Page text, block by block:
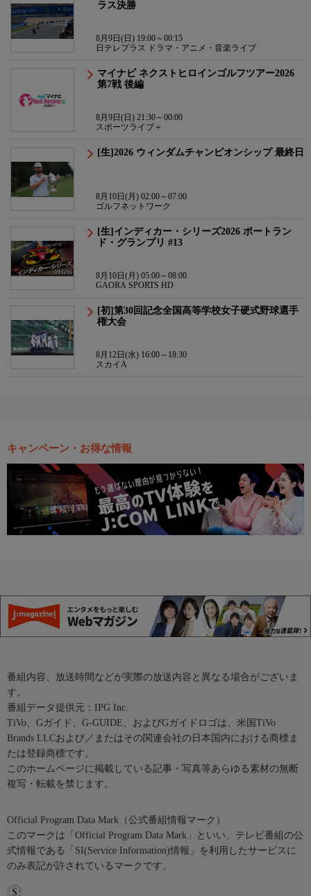
ラス決勝
8月9日(日) 19:00～00:15
日テレプラス ドラマ・アニメ・音楽ライブ
マイナビ ネクストヒロインゴルフツアー2026
第7戦 後編
8月9日(日) 21:30～00:00
スポーツライブ＋
[生]2026 ウィンダムチャンピオンシップ 最終日
8月10日(月) 02:00～07:00
ゴルフネットワーク
[生]インディカー・シリーズ2026 ポートラン
ド・グランプリ #13
8月10日(月) 05:00～08:00
GAORA SPORTS HD
[初]第30回記念全国高等学校女子硬式野球選手
権大会
8月12日(水) 16:00～18:30
スカイA
キャンペーン・お得な情報
番組内容、放送時間などが実際の放送内容と異なる場合がございま
す。
番組データ提供元：IPG Inc.
TiVo、Gガイド、G-GUIDE、およびGガイドロゴは、米国TiVo
Brands LLCおよび／またはその関連会社の日本国内における商標ま
たは登録商標です。
このホームページに掲載している記事・写真等あらゆる素材の無断
複写・転載を禁じます。
Official Program Data Mark（公式番組情報マーク）
このマークは「Official Program Data Mark」といい、テレビ番組の公
式情報である「SI(Service Information)情報」を利用したサービスに
のみ表記が許されているマークです。